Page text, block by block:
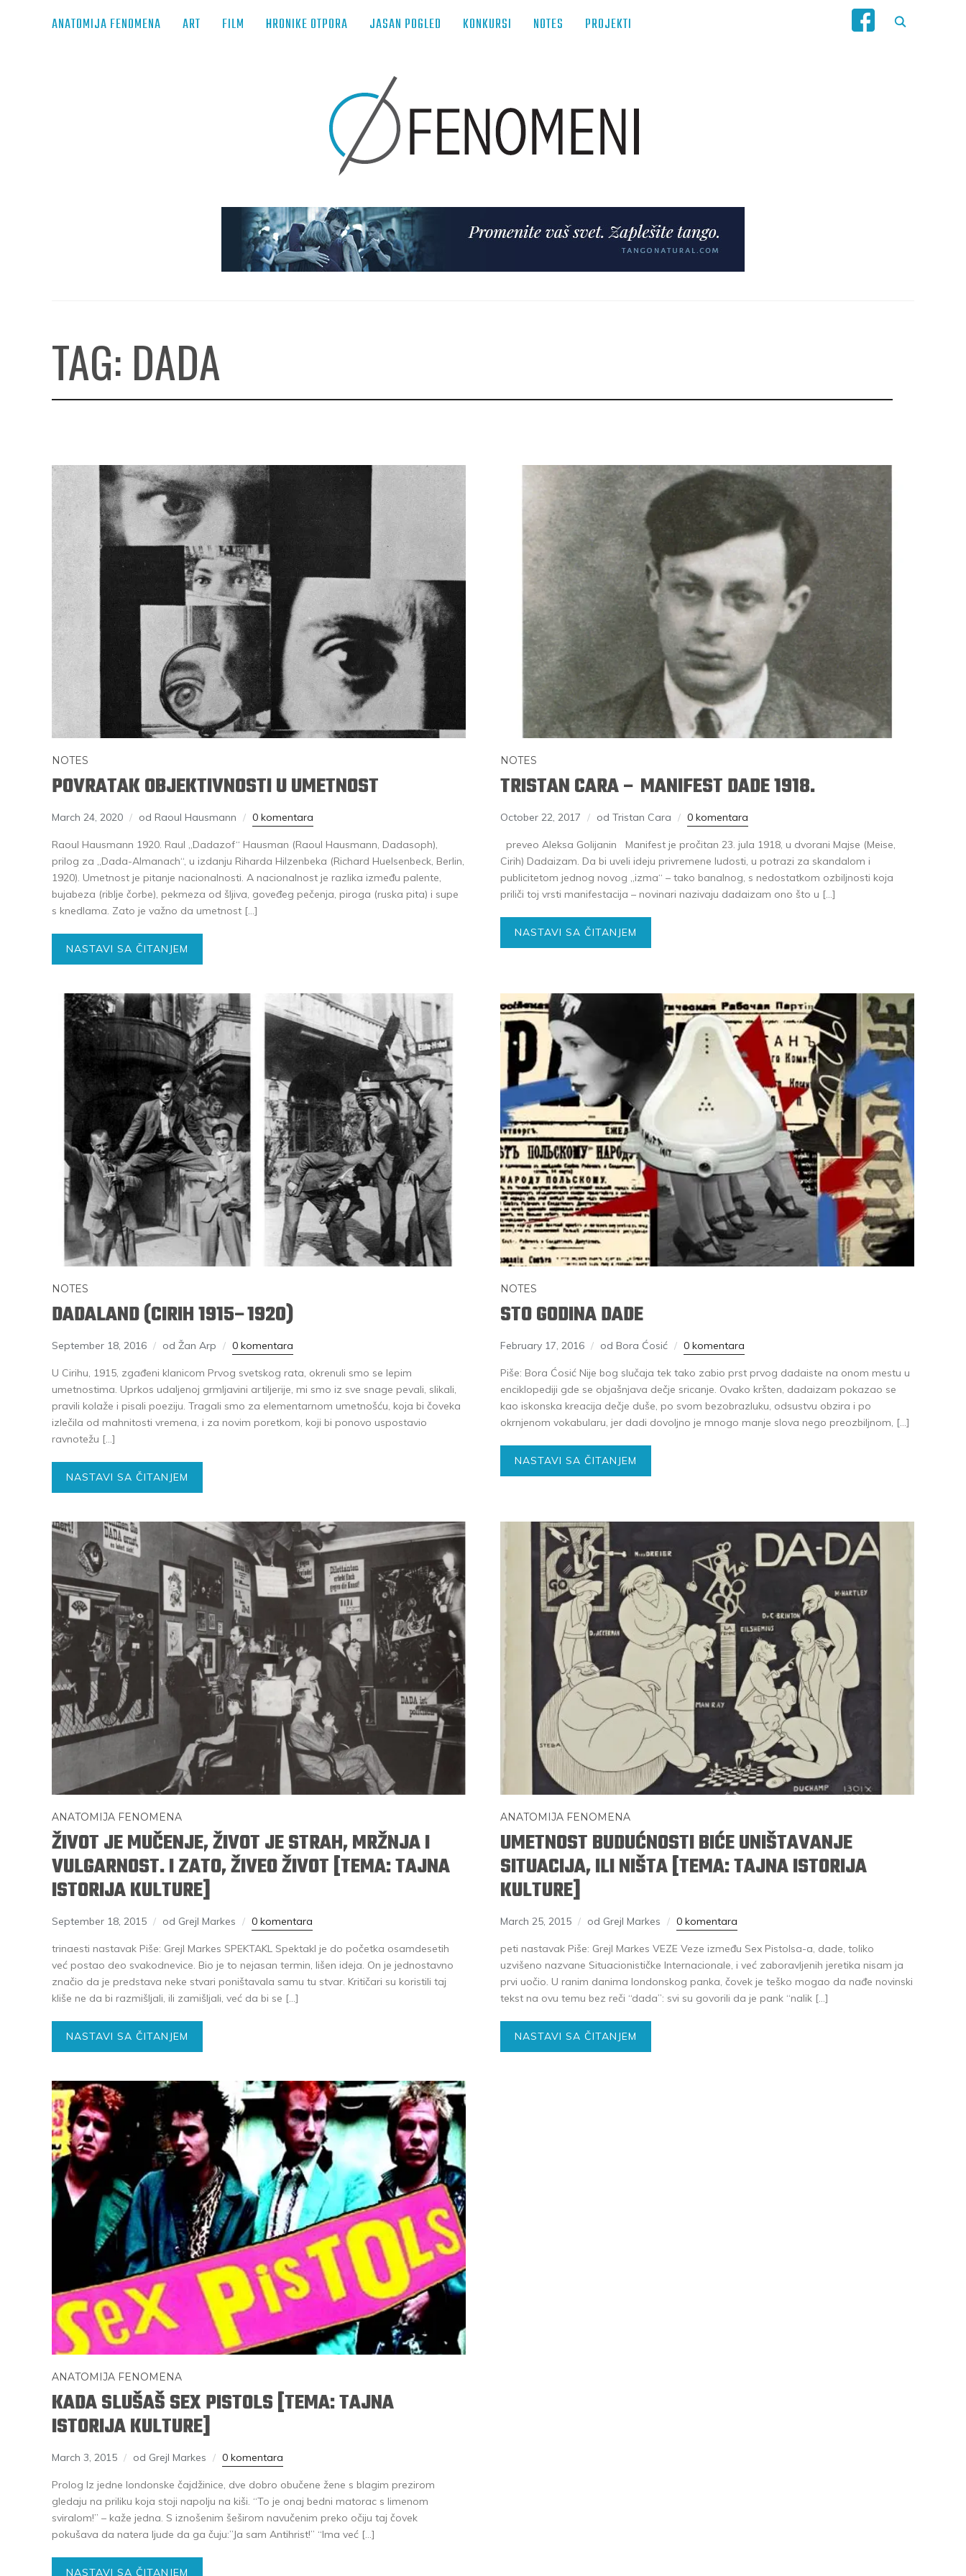
ANATOMIJA FENOMENA ART FILM HRONIKE OTPORA JASAN POGLED KONKURSI NOTES PROJEKTI
TAG: DADA
NOTES
POVRATAK OBJEKTIVNOSTI U UMETNOST
March 24, 2020 od Raoul Hausmann 0 komentara
Raoul Hausmann 1920. Raul „Dadazof“ Hausman (Raoul Hausmann, Dadasoph),
prilog za „Dada-Almanach“, u izdanju Riharda Hilzenbeka (Richard Huelsenbeck, Berlin,
1920). Umetnost je pitanje nacionalnosti. A nacionalnost je razlika između palente,
bujabeza (riblje čorbe), pekmeza od šljiva, goveđeg pečenja, piroga (ruska pita) i supe
s knedlama. Zato je važno da umetnost […]
NASTAVI SA ČITANJEM
NOTES
TRISTAN CARA – MANIFEST DADE 1918.
October 22, 2017 od Tristan Cara 0 komentara
preveo Aleksa Golijanin Manifest je pročitan 23. jula 1918, u dvorani Majse (Meise,
Cirih) Dadaizam. Da bi uveli ideju privremene ludosti, u potrazi za skandalom i
publicitetom jednog novog „izma“ – tako banalnog, s nedostatkom ozbiljnosti koja
priliči toj vrsti manifestacija – novinari nazivaju dadaizam ono što u […]
NASTAVI SA ČITANJEM
NOTES
DADALAND (CIRIH 1915–1920)
September 18, 2016 od Žan Arp 0 komentara
U Cirihu, 1915, zgađeni klanicom Prvog svetskog rata, okrenuli smo se lepim
umetnostima. Uprkos udaljenoj grmljavini artiljerije, mi smo iz sve snage pevali, slikali,
pravili kolaže i pisali poeziju. Tragali smo za elementarnom umetnošću, koja bi čoveka
izlečila od mahnitosti vremena, i za novim poretkom, koji bi ponovo uspostavio
ravnotežu […]
NASTAVI SA ČITANJEM
NOTES
STO GODINA DADE
February 17, 2016 od Bora Ćosić 0 komentara
Piše: Bora Ćosić Nije bog slučaja tek tako zabio prst prvog dadaiste na onom mestu u
enciklopediji gde se objašnjava dečje sricanje. Ovako kršten, dadaizam pokazao se
kao iskonska kreacija dečje duše, po svom bezobrazluku, odsustvu obzira i po
okrnjenom vokabularu, jer dadi dovoljno je mnogo manje slova nego preozbiljnom, […]
NASTAVI SA ČITANJEM
ANATOMIJA FENOMENA
ŽIVOT JE MUČENJE, ŽIVOT JE STRAH, MRŽNJA I
VULGARNOST. I ZATO, ŽIVEO ŽIVOT [TEMA: TAJNA
ISTORIJA KULTURE]
September 18, 2015 od Grejl Markes 0 komentara
trinaesti nastavak Piše: Grejl Markes SPEKTAKL Spektakl je do početka osamdesetih
već postao deo svakodnevice. Bio je to nejasan termin, lišen ideja. On je jednostavno
značio da je predstava neke stvari poništavala samu tu stvar. Kritičari su koristili taj
kliše ne da bi razmišljali, ili zamišljali, već da bi se […]
NASTAVI SA ČITANJEM
ANATOMIJA FENOMENA
UMETNOST BUDUĆNOSTI BIĆE UNIŠTAVANJE
SITUACIJA, ILI NIŠTA [TEMA: TAJNA ISTORIJA
KULTURE]
March 25, 2015 od Grejl Markes 0 komentara
peti nastavak Piše: Grejl Markes VEZE Veze između Sex Pistolsa-a, dade, toliko
uzvišeno nazvane Situacionističke Internacionale, i već zaboravljenih jeretika nisam ja
prvi uočio. U ranim danima londonskog panka, čovek je teško mogao da nađe novinski
tekst na ovu temu bez reči “dada”: svi su govorili da je pank “nalik […]
NASTAVI SA ČITANJEM
ANATOMIJA FENOMENA
KADA SLUŠAŠ SEX PISTOLS [TEMA: TAJNA
ISTORIJA KULTURE]
March 3, 2015 od Grejl Markes 0 komentara
Prolog Iz jedne londonske čajdžinice, dve dobro obučene žene s blagim prezirom
gledaju na priliku koja stoji napolju na kiši. “To je onaj bedni matorac s limenom
sviralom!” – kaže jedna. S iznošenim šeširom navučenim preko očiju taj čovek
pokušava da natera ljude da ga čuju:”Ja sam Antihrist!” “Ima već […]
NASTAVI SA ČITANJEM